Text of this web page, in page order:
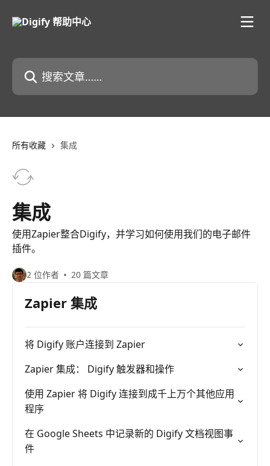
搜索文章……
所有收藏 集成
集成
使用Zapier整合Digify，并学习如何使用我们的电子邮件
插件。
2 位作者 20 篇文章
Zapier 集成
将 Digify 账户连接到 Zapier
Zapier 集成： Digify 触发器和操作
使用 Zapier 将 Digify 连接到成千上万个其他应用
程序
在 Google Sheets 中记录新的 Digify 文档视图事
件